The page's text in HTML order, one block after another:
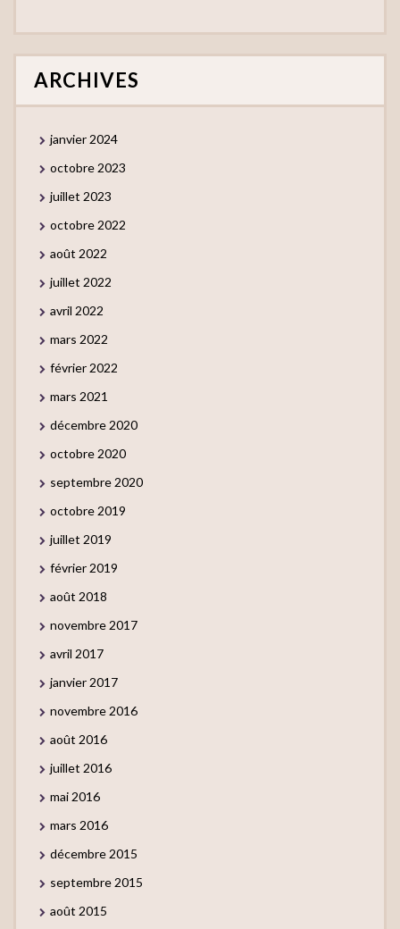
ARCHIVES
janvier 2024
octobre 2023
juillet 2023
octobre 2022
août 2022
juillet 2022
avril 2022
mars 2022
février 2022
mars 2021
décembre 2020
octobre 2020
septembre 2020
octobre 2019
juillet 2019
février 2019
août 2018
novembre 2017
avril 2017
janvier 2017
novembre 2016
août 2016
juillet 2016
mai 2016
mars 2016
décembre 2015
septembre 2015
août 2015